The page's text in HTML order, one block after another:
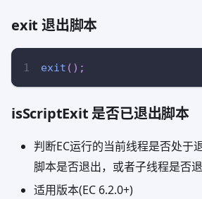
exit 退出脚本
exit ( ) ;
isScriptExit 是否已退出脚本
判断EC运行的当前线程是否处于
脚本是否退出，或者子线程是否
适用版本(EC 6.2.0+)